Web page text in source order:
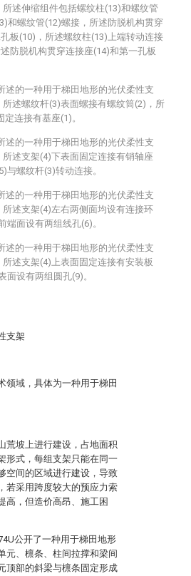
支架
领域，具体为一种用于梯田
荒坡上进行建设，占地面积
形式，每组支架只能在同一
空间的区域进行建设，导致
若采用跨度较大的预应力索
高，但造价高昂、施工困
公开了一种用于梯田地形
元、檩条、柱间拉撑和梁间
顶部的斜梁与檩条固定形成
述伸缩组件包括螺纹柱(13)和螺纹管
和螺纹管(12)螺接，所述防脱机构贯穿
板(10)，所述螺纹柱(13)上端转动连接
防脱机构贯穿连接座(14)和第一孔板
述的一种用于梯田地形的光伏柔性支
述螺纹杆(3)表面螺接有螺纹筒(2)，所
连接有基座(1)。
述的一种用于梯田地形的光伏柔性支
述支架(4)下表面固定连接有销轴座
与螺纹杆(3)转动连接。
述的一种用于梯田地形的光伏柔性支
述支架(4)左右两侧面均设有连接环
端面设有两组线孔(6)。
述的一种用于梯田地形的光伏柔性支
述支架(4)上表面固定连接有安装板
面设有两组圆孔(9)。